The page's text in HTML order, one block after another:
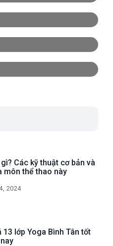
Các kỹ thuật cơ bản và
môn thể thao này
2024
13 lớp Yoga Bình Tân tốt